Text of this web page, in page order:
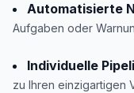
Automatisierte
Aufgaben oder
Individuelle
zu Ihren einzigartigen